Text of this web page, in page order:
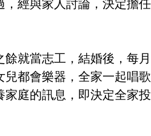
經與家人討論，決定擔
就當志工，結婚後，每
都會樂器，全家一起唱
庭的訊息，即決定全家